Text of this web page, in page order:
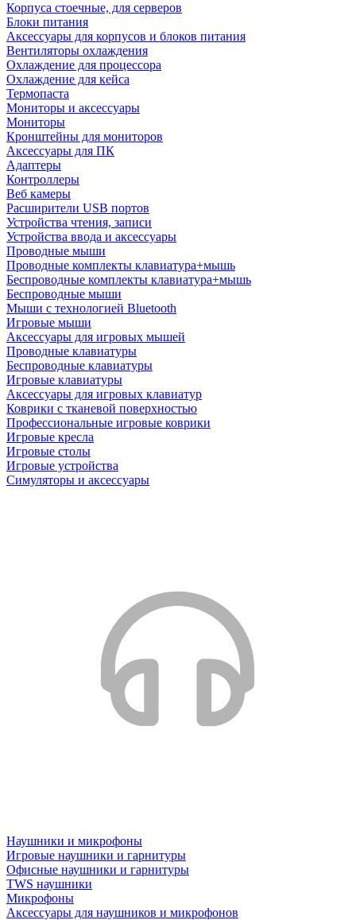
Корпуса стоечные, для серверов
Блоки питания
Аксессуары для корпусов и блоков питания
Вентиляторы охлаждения
Охлаждение для процессора
Охлаждение для кейса
Термопаста
Мониторы и аксессуары
Мониторы
Кронштейны для мониторов
Аксессуары для ПК
Адаптеры
Контроллеры
Веб камеры
Расширители USB портов
Устройства чтения, записи
Устройства ввода и аксессуары
Проводные мыши
Проводные комплекты клавиатура+мышь
Беспроводные комплекты клавиатура+мышь
Беспроводные мыши
Мыши с технологией Bluetooth
Игровые мыши
Аксессуары для игровых мышей
Проводные клавиатуры
Беспроводные клавиатуры
Игровые клавиатуры
Аксессуары для игровых клавиатур
Коврики с тканевой поверхностью
Профессиональные игровые коврики
Игровые кресла
Игровые столы
Игровые устройства
Симуляторы и аксессуары
Наушники и микрофоны
Игровые наушники и гарнитуры
Офисные наушники и гарнитуры
TWS наушники
Микрофоны
Аксессуары для наушников и микрофонов